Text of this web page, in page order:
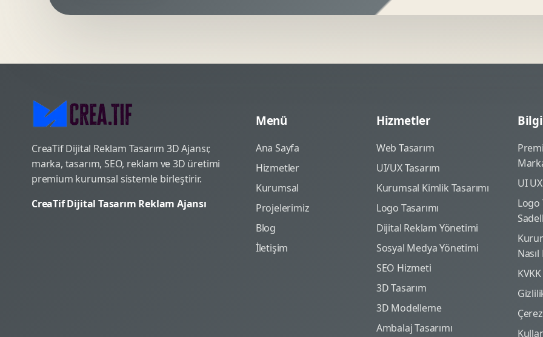
CreaTif Dijital Reklam Tasarım 3D Ajansı;
marka, tasarım, SEO, reklam ve 3D üretimi
premium kurumsal sistemle birleştirir.
CreaTif Dijital Tasarım Reklam Ajansı
Menü
Ana Sayfa
Hizmetler
Kurumsal
Projelerimiz
Blog
İletişim
Hizmetler
Web Tasarım
UI/UX Tasarım
Kurumsal Kimlik Tasarımı
Logo Tasarımı
Dijital Reklam Yönetimi
Sosyal Medya Yönetimi
SEO Hizmeti
3D Tasarım
3D Modelleme
Ambalaj Tasarımı
Bilgi
UI
Logo
KVKK